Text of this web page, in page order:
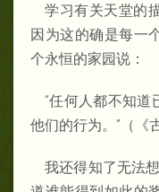
学习有关天堂的
因为这的确是每一
个永恒的家园说：
“任何人都不知道
他们的行为。”（《
我还得知了无法